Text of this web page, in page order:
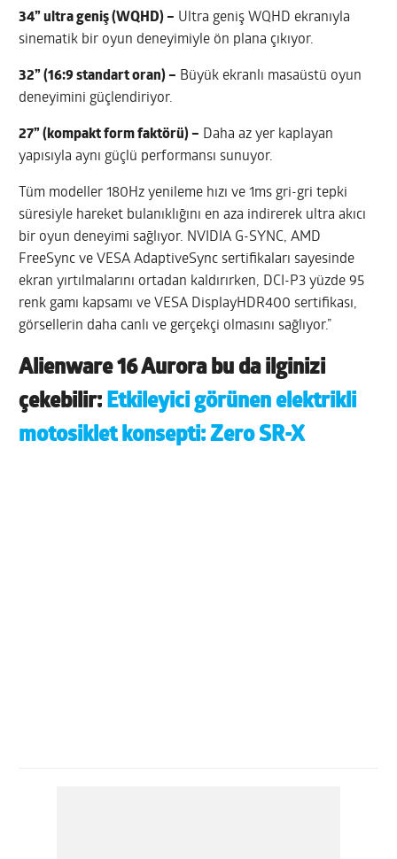
34” ultra geniş (WQHD) – Ultra geniş WQHD ekranıyla
sinematik bir oyun deneyimiyle ön plana çıkıyor.
32” (16:9 standart oran) – Büyük ekranlı masaüstü oyun
deneyimini güçlendiriyor.
27” (kompakt form faktörü) – Daha az yer kaplayan
yapısıyla aynı güçlü performansı sunuyor.
Tüm modeller 180Hz yenileme hızı ve 1ms gri-gri tepki
süresiyle hareket bulanıklığını en aza indirerek ultra akıcı
bir oyun deneyimi sağlıyor. NVIDIA G-SYNC, AMD
FreeSync ve VESA AdaptiveSync sertifikaları sayesinde
ekran yırtılmalarını ortadan kaldırırken, DCI-P3 yüzde 95
renk gamı kapsamı ve VESA DisplayHDR400 sertifikası,
görsellerin daha canlı ve gerçekçi olmasını sağlıyor.”
Alienware 16 Aurora bu da ilginizi
çekebilir: Etkileyici görünen elektrikli
motosiklet konsepti: Zero SR-X